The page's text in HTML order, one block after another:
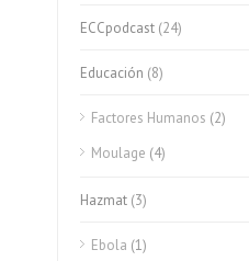
ECCpodcast (24)
Educación (8)
Factores Humanos (2)
Moulage (4)
Hazmat (3)
Ebola (1)